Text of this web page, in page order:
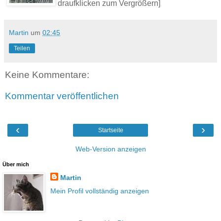
draufklicken zum Vergrößern]
Martin um 02:45
Teilen
Keine Kommentare:
Kommentar veröffentlichen
‹ ›
Startseite
Web-Version anzeigen
Über mich
Martin
Mein Profil vollständig anzeigen